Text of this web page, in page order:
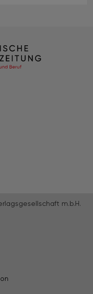
m.b.H.